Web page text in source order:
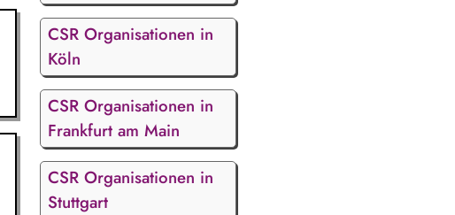
CSR Organisationen in
Köln
CSR Organisationen in
Frankfurt am Main
CSR Organisationen in
Stuttgart